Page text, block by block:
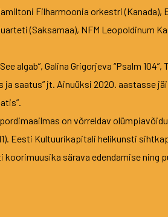
Filharmoonia orkestri (Kanada),
(Saksamaa), NFM Leopoldinum
algab”, Galina Grigorjeva “Psalm 104”,
ja saatus” jt. Ainuüksi 2020. aastasse
on võrreldav
Eesti Kultuurikapitali helikunsti
särava edendamise ning